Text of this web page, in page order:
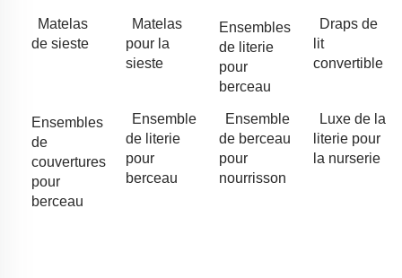
Matelas
de sieste
Matelas
pour la
sieste
Ensembles
de literie
pour
berceau
Draps de
lit
convertible
Ensembles
de
couvertures
pour
berceau
Ensemble
de literie
pour
berceau
Ensemble
de berceau
pour
nourrisson
Luxe de la
literie pour
la nurserie